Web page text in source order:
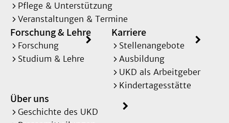
Dr. med. Anne
Pflege & Unterstützung
Veranstaltungen & Termine
Forschung & Lehre
Forschung
Studium & Lehre
Karriere
Stellenangebote
Ausbildung
UKD als Arbeitgeber
Kindertagesstätte
Über uns
Geschichte des UKD